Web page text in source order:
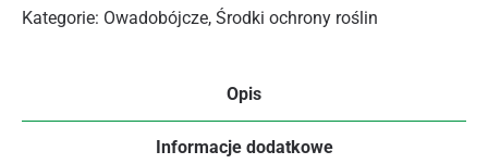
Kategorie: Owadobójcze, Środki ochrony roślin
Opis
Informacje dodatkowe